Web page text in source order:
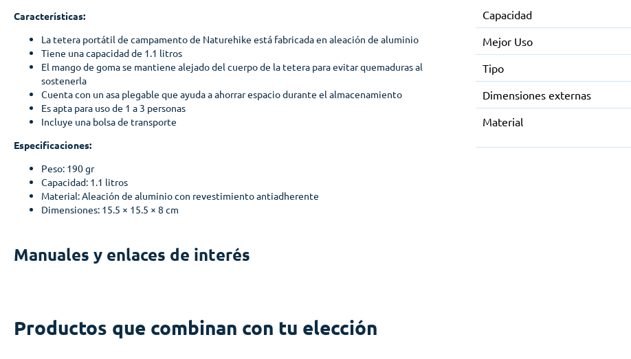
Características:
La tetera portátil de campamento de Naturehike está fabricada en aleación de aluminio
Tiene una capacidad de 1.1 litros
El mango de goma se mantiene alejado del cuerpo de la tetera para evitar quemaduras al
sostenerla
Cuenta con un asa plegable que ayuda a ahorrar espacio durante el almacenamiento
Es apta para uso de 1 a 3 personas
Incluye una bolsa de transporte
Especificaciones:
Peso: 190 gr
Capacidad: 1.1 litros
Material: Aleación de aluminio con revestimiento antiadherente
Dimensiones: 15.5 × 15.5 × 8 cm
Manuales y enlaces de interés
Capacidad
Mejor Uso
Tipo
Dimensiones externas
Material
Productos que combinan con tu elección